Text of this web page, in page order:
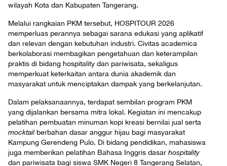
wilayah Kota dan Kabupaten Tangerang.
Melalui rangkaian PKM tersebut, HOSPITOUR 2026
memperluas perannya sebagai sarana edukasi yang aplikatif
dan relevan dengan kebutuhan industri. Civitas academica
berkolaborasi membagikan pengetahuan dan keterampilan
praktis di bidang hospitality dan pariwisata, sekaligus
memperkuat keterkaitan antara dunia akademik dan
masyarakat untuk menciptakan dampak yang berkelanjutan.
Dalam pelaksanaannya, terdapat sembilan program PKM
yang dijalankan bersama mitra lokal. Kegiatan ini mencakup
pelatihan pembuatan minuman kopi kreasi bernilai jual serta
mocktailberbahan dasar anggur hijau bagi masyarakat
Kampung Gerendeng Pulo. Di bidang pendidikan, mahasiswa
juga memberikan pelatihan Bahasa Inggris dasar hospitality
dan pariwisata bagi siswa SMK Negeri 8 Tangerang Selatan,